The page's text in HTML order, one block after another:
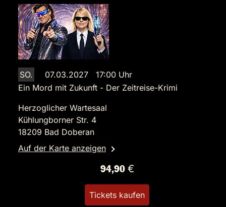
SO.
07.03.2027 17:00 Uhr
Ein Mord mit Zukunft - Der Zeitreise-Krimi
Herzoglicher Wartesaal
Kühlungborner Str. 4
18209 Bad Doberan
Auf der Karte anzeigen
94,90 €
Tickets kaufen